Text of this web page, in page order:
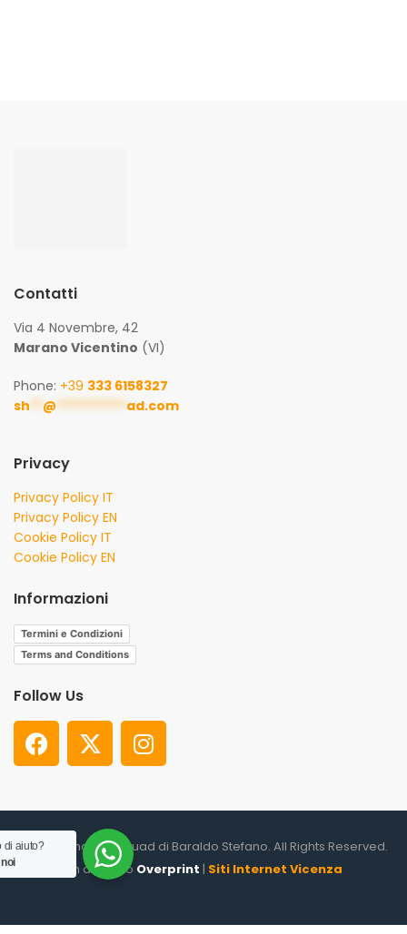
Contatti
Via 4 Novembre, 42
Marano Vicentino (VI)
Phone: +39 333 6158327
sh ** @ *********** ad.com
Privacy
Privacy Policy IT
Privacy Policy EN
Cookie Policy IT
Cookie Policy EN
Informazioni
Termini e Condizioni
Terms and Conditions
Follow Us
© 2026. Shooter Squad di Baraldo Stefano. All Rights Reserved.
un altro sito Overprint | Siti Internet Vicenza
di aiuto?